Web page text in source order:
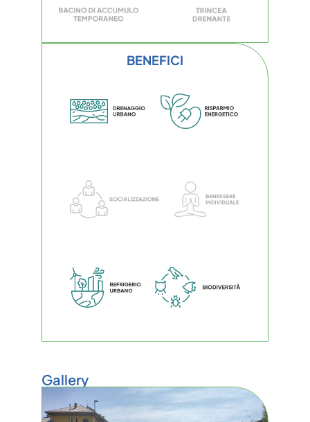
BENEFICI
Gallery